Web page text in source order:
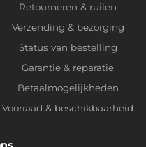
Retourneren & ruilen
Verzending & bezorging
Status van bestelling
Garantie & reparatie
Betaalmogelijkheden
Voorraad & beschikbaarheid